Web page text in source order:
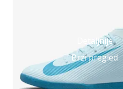
Detaljnije
Brzi pregled